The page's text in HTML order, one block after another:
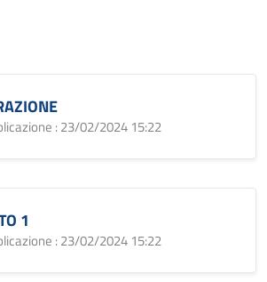
: 23/02/2024 15:22
1
: 23/02/2024 15:22